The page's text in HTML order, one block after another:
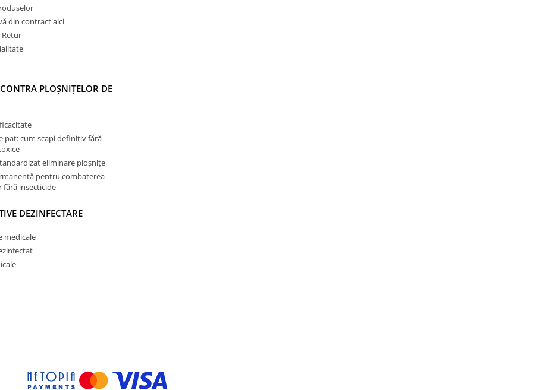
din contract aici
Retur
PLOȘNIȚELOR DE
pat: cum scapi definitiv fără
eliminare ploșnițe
pentru combaterea
fără insecticide
DEZINFECTARE
medicale